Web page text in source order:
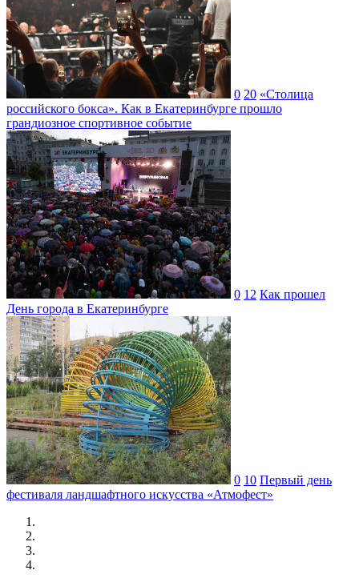
0 20 «Столица
российского бокса». Как в Екатеринбурге прошло
грандиозное спортивное событие
0 12 Как прошел
День города в Екатеринбурге
0 10 Первый день
фестиваля ландшафтного искусства «Атмофест»